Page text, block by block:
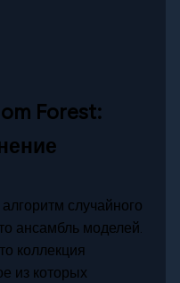
Forest:
случайного
ансамбль моделей.
коллекция
из которых